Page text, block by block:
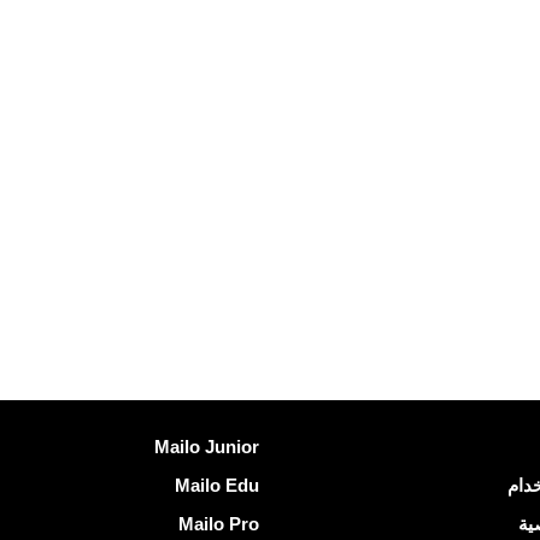
اكتشف Mailo
Mailo Junior
Mailo Edu
Mailo Pro